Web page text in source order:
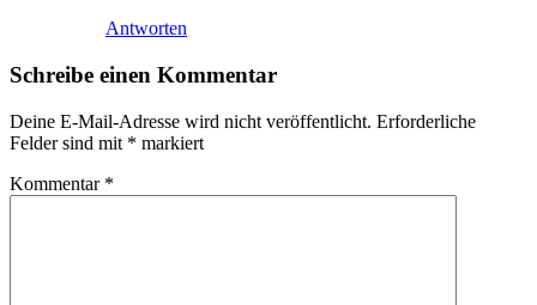
Antworten
Schreibe einen Kommentar
Deine E-Mail-Adresse wird nicht veröffentlicht. Erforderliche
Felder sind mit * markiert
Kommentar *